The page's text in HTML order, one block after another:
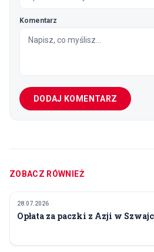
Komentarz
DODAJ KOMENTARZ
ZOBACZ RÓWNIEŻ
POLITYKA I GOSPODARKA
28.07.2026
Opłata za paczki z Azji w